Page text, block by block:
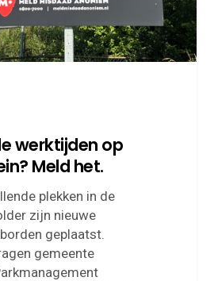
werktijden op
Meld het.
plekken in de
zijn nieuwe
geplaatst.
gemeente